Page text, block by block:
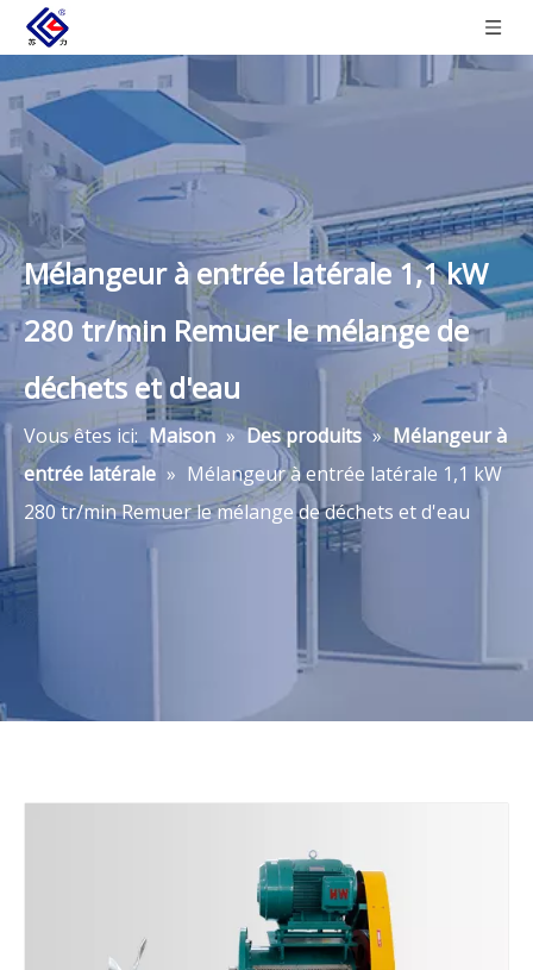
Mélangeur à entrée latérale 1,1 kW
280 tr/min Remuer le mélange de
déchets et d'eau
Vous êtes ici: Maison » Des produits » Mélangeur à
entrée latérale » Mélangeur à entrée latérale 1,1 kW
280 tr/min Remuer le mélange de déchets et d'eau